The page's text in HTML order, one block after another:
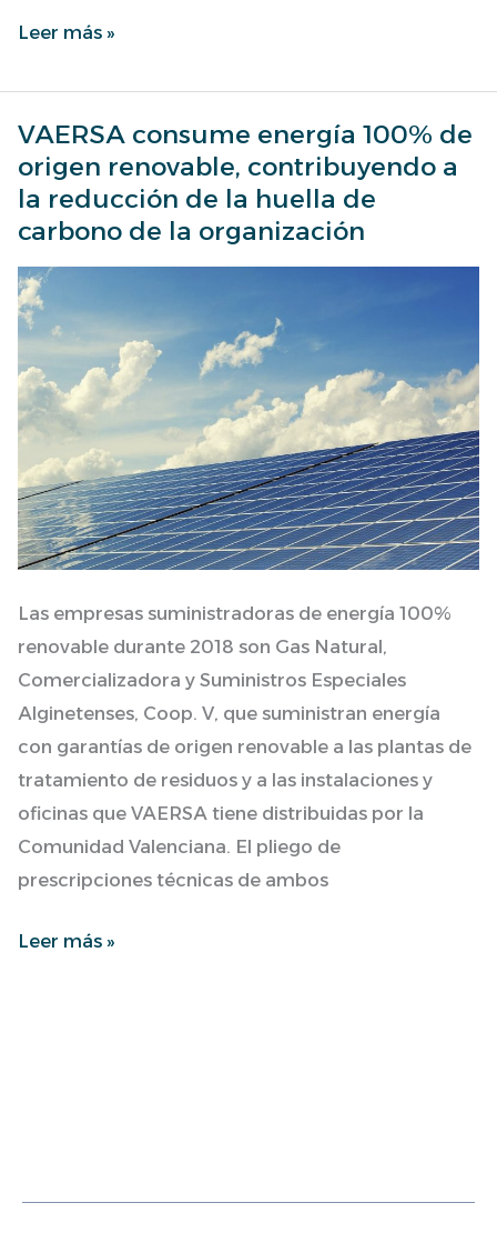
Leer más »
VAERSA consume energía 100% de
origen renovable, contribuyendo a
la reducción de la huella de
carbono de la organización
Las empresas suministradoras de energía 100%
renovable durante 2018 son Gas Natural,
Comercializadora y Suministros Especiales
Alginetenses, Coop. V, que suministran energía
con garantías de origen renovable a las plantas de
tratamiento de residuos y a las instalaciones y
oficinas que VAERSA tiene distribuidas por la
Comunidad Valenciana. El pliego de
prescripciones técnicas de ambos
VAERSA
consume
energía
100%
de
origen
renovable,
contribuyendo
a
la
reducción
de
la
huella
de
carbono
de
la
organización
Leer más »